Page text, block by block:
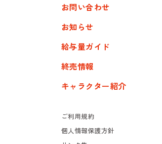
お問い合わせ
お知らせ
給与量ガイド
終売情報
キャラクター紹介
ご利用規約
個人情報保護方針